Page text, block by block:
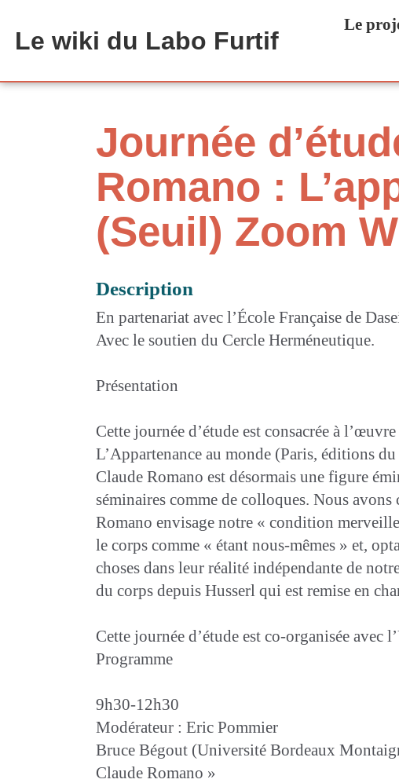
Le wiki du Labo Furtif
Le
Journée
Romano :
(Seuil) Zoom
Description
En partenariat avec l’École Française de
Avec le soutien du Cercle Herméneutique.
Présentation
Cette journée d’étude est consacrée à
L’Appartenance au monde (Paris, éditions
Claude Romano est désormais une figure
séminaires comme de colloques. Nous
Romano envisage notre « condition
le corps comme « étant nous-mêmes » et,
choses dans leur réalité indépendante de
du corps depuis Husserl qui est remise en
Cette journée d’étude est co-organisée avec
Programme
9h30-12h30
Modérateur : Eric Pommier
Bruce Bégout (Université Bordeaux
Claude Romano »